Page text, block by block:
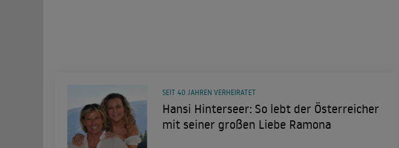
Hansi Hinterseer: So lebt der Österreicher
mit seiner großen Liebe Ramona
SEIT 40 JAHREN VERHEIRATET